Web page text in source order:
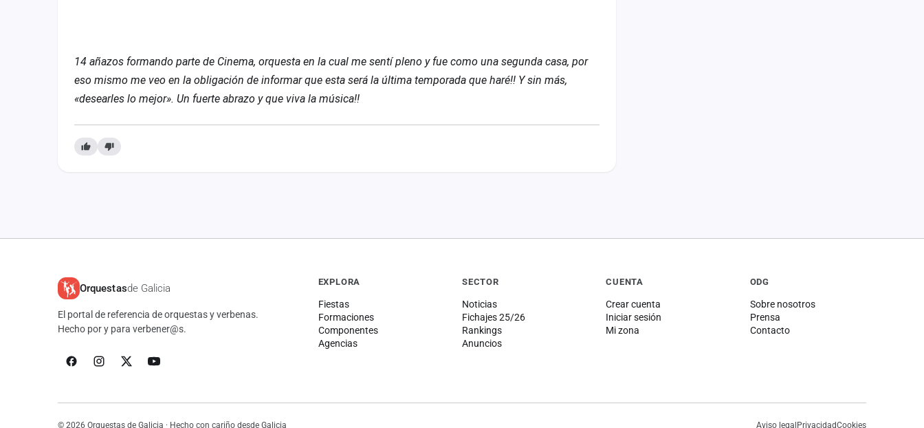
14 añazos formando parte de Cinema, orquesta en la cual me sentí pleno y fue como una segunda casa, por
eso mismo me veo en la obligación de informar que esta será la última temporada que haré!! Y sin más,
«desearles lo mejor». Un fuerte abrazo y que viva la música!!
Orquestasde Galicia
El portal de referencia de orquestas y verbenas.
Hecho por y para verbener@s.
EXPLORA
Fiestas
Formaciones
Componentes
Agencias
SECTOR
Noticias
Fichajes 25/26
Rankings
Anuncios
CUENTA
Crear cuenta
Iniciar sesión
Mi zona
ODG
Sobre nosotros
Prensa
Contacto
© 2026 Orquestas de Galicia · Hecho con cariño desde Galicia Aviso legal PrivacidadCookies